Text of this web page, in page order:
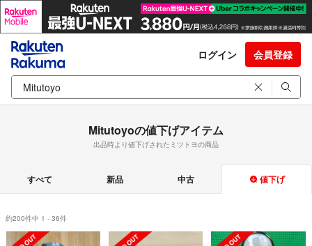
ログイン 会員登録
Mitutoyoの値下げアイテム
出品時より値下げされたミツトヨの商品
すべて 新品 中古 値下げ
約200件中 1 - 36件